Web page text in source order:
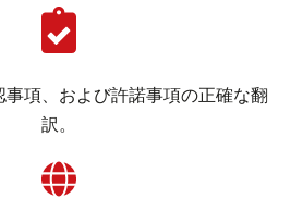
項、および許諾事項の正確な翻
訳。